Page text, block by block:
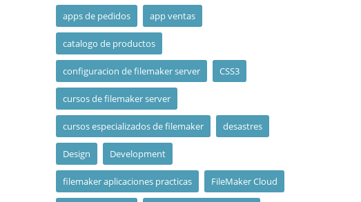
apps de pedidos app ventas
catalogo de productos
configuracion de filemaker server CSS3
cursos de filemaker server
cursos especializados de filemaker desastres
Design Development
filemaker aplicaciones practicas FileMaker Cloud